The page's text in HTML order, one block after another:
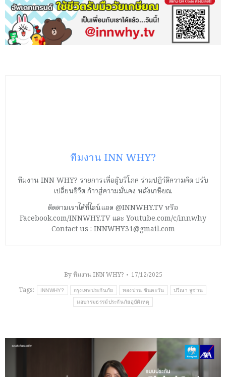
ทีมงาน INN WHY?
ทีมงาน INN WHY? รายการเพื่อผู้บริโภค ร่วมปฏิวัติความคิด ปรับ
เปลี่ยนชีวิต ก้าวสู่ความมั่นคง หลังเกษียณ
ติดตามเราได้ที่ไลน์แอด @INNWHY.TV หรือ
Facebook.com/INNWHY.TV และ Youtube.com/c/innwhy
Contact us : INNWHY31@gmail.com
Byทีมงาน INN WHY?
17/12/2025
Tags:
INNWHY? กรุงเทพประกันภัย ทองปาน ชินตะวัน ปวีณา จูชวน
มอบกรมธรรม์ประกันภัยอุบัติเหตุ